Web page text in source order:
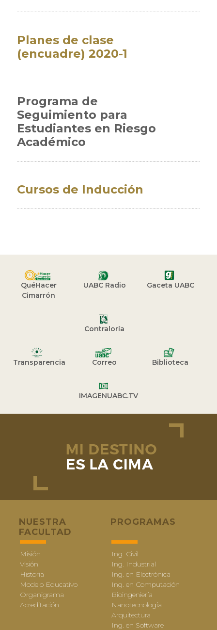
Planes de clase
(encuadre) 2020-1
Programa de
Seguimiento para
Estudiantes en Riesgo
Académico
Cursos de Inducción
QuéHacer
Cimarrón
UABC Radio Gaceta UABC
Contraloría
Transparencia Correo Biblioteca
IMAGENUABC.TV
NUESTRA
FACULTAD
Misión
Visión
Historia
Modelo Educativo
Organigrama
Acreditación
PROGRAMAS
Ing. Civil
Ing. Industrial
Ing. en Electrónica
Ing. en Computación
Bioingeniería
Nanotecnología
Arquitectura
Ing. en Software